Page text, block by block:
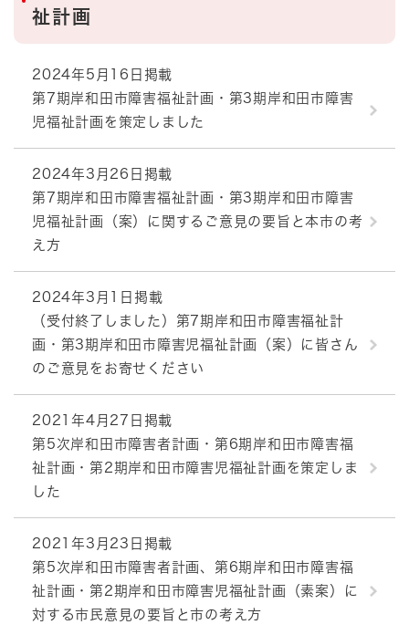
祉計画
2024年5月16日掲載
第7期岸和田市障害福祉計画・第3期岸和田市障害
児福祉計画を策定しました
2024年3月26日掲載
第7期岸和田市障害福祉計画・第3期岸和田市障害
児福祉計画（案）に関するご意見の要旨と本市の考
え方
2024年3月1日掲載
（受付終了しました）第7期岸和田市障害福祉計
画・第3期岸和田市障害児福祉計画（案）に皆さん
のご意見をお寄せください
2021年4月27日掲載
第5次岸和田市障害者計画・第6期岸和田市障害福
祉計画・第2期岸和田市障害児福祉計画を策定しま
した
2021年3月23日掲載
第5次岸和田市障害者計画、第6期岸和田市障害福
祉計画・第2期岸和田市障害児福祉計画（素案）に
対する市民意見の要旨と市の考え方